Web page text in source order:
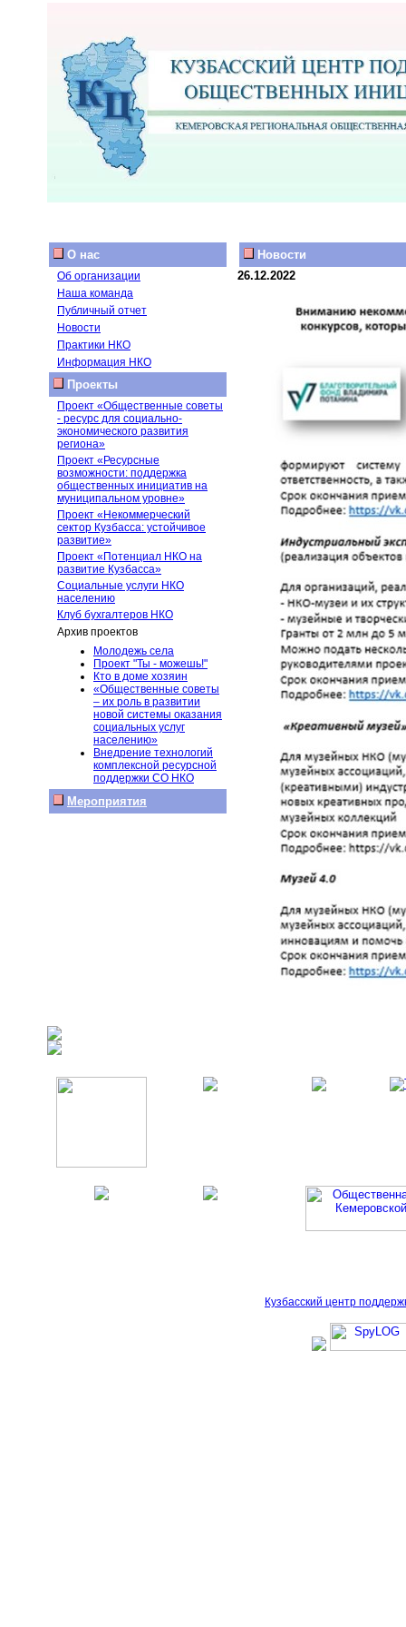
О нас
Об организации
Наша команда
Публичный отчет
Новости
Практики НКО
Информация НКО
Проекты
Проект «Общественные советы
- ресурс для социально-
экономического развития
региона»
Проект «Ресурсные
возможности: поддержка
общественных инициатив на
муниципальном уровне»
Проект «Некоммерческий
сектор Кузбасса: устойчивое
развитие»
Проект «Потенциал НКО на
развитие Кузбасса»
Социальные услуги НКО
населению
Клуб бухгалтеров НКО
Архив проектов
Молодежь села
Проект "Ты - можешь!"
Кто в доме хозяин
«Общественные советы
– их роль в развитии
новой системы оказания
социальных услуг
населению»
Внедрение технологий
комплексной ресурсной
поддержки СО НКО
Мероприятия
Новости
26.12.2022
Кузбасский центр